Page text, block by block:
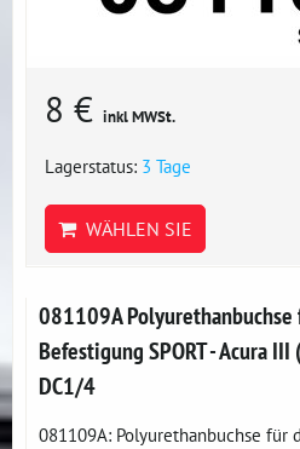
8 € inkl MWSt.
Lagerstatus: 3 Tage
WÄHLEN SIE
081109A
Befestigung SPORT - Acura
DC1/4
081109A: Polyurethanbuchse für